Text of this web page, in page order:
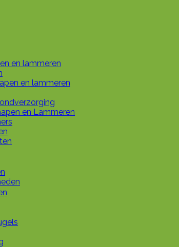
en lammeren
en lammeren
en Lammeren